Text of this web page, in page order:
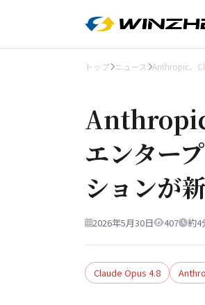
トップ ニュース Anthropic、
Anthropic
エンター
ションが
2026年5月30日 407 約4
Claude Opus 4.8